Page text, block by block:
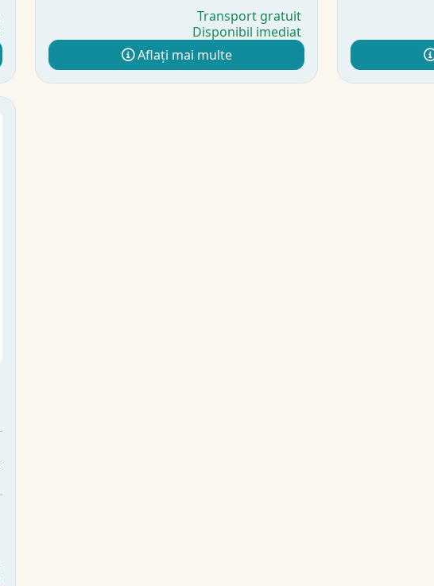
Transport gratuit
Disponibil imediat
Aflați mai multe